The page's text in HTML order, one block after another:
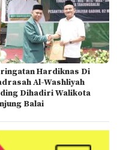
Hardiknas Di
Al-Washliyah
Dihadiri Walikota
Balai